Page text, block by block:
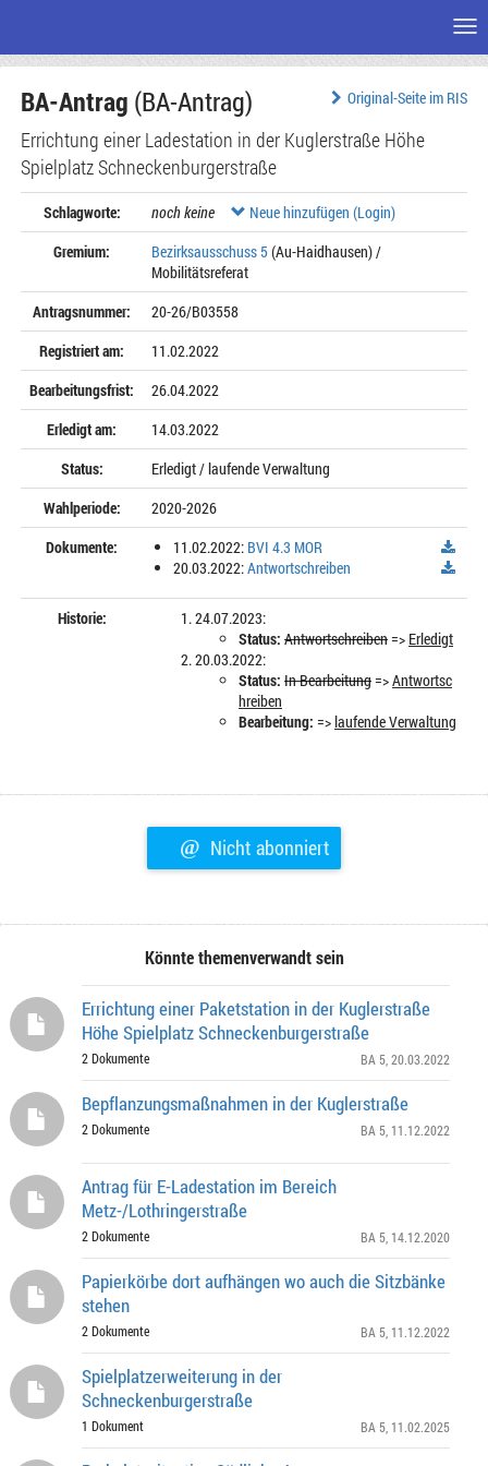
Seiteninhalt
Original-Seite im RIS
BA-Antrag (BA-Antrag)
Errichtung einer Ladestation in der Kuglerstraße Höhe
Spielplatz Schneckenburgerstraße
Schlagworte: noch keine
Neue hinzufügen (Login)
Gremium:
Bezirksausschuss 5(Au-Haidhausen) /
Mobilitätsreferat
Antragsnummer:
20-26/B03558
Registriert am:
11.02.2022
Bearbeitungsfrist:
26.04.2022
Erledigt am:
14.03.2022
Status:
Erledigt / laufende Verwaltung
Wahlperiode:
2020-2026
Dokumente:
11.02.2022: BVI 4.3 MOR
20.03.2022:Antwortschreiben
Historie:
24.07.2023:
Status: Antwortschreiben=> Erledigt
20.03.2022:
Status: In Bearbeitung=>Antwortsc
hreiben
Bearbeitung: =>laufende Verwaltung
@ Nicht abonniert
Könnte themenverwandt sein
Errichtung einer Paketstation in der Kuglerstraße
Höhe Spielplatz Schneckenburgerstraße
2 Dokumente BA 5 , 20.03.2022
Bepflanzungsmaßnahmen in der Kuglerstraße
2 Dokumente BA 5 , 11.12.2022
Antrag für E-Ladestation im Bereich
Metz-/Lothringerstraße
2 Dokumente BA 5 , 14.12.2020
Papierkörbe dort aufhängen wo auch die Sitzbänke
stehen
2 Dokumente BA 5 , 11.12.2022
Spielplatzerweiterung in der
Schneckenburgerstraße
1 Dokument BA 5 , 11.02.2025